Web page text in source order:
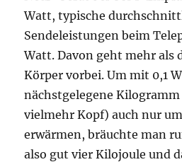
Watt, typische
Sendeleistungen beim
Watt. Davon geht mehr als
Körper vorbei. Um mit 0,1
nächstgelegene
vielmehr Kopf) auch nur um
erwärmen, bräuchte man
also gut vier Kilojoule und